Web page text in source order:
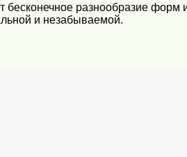
разнообразие форм
и незабываемой.